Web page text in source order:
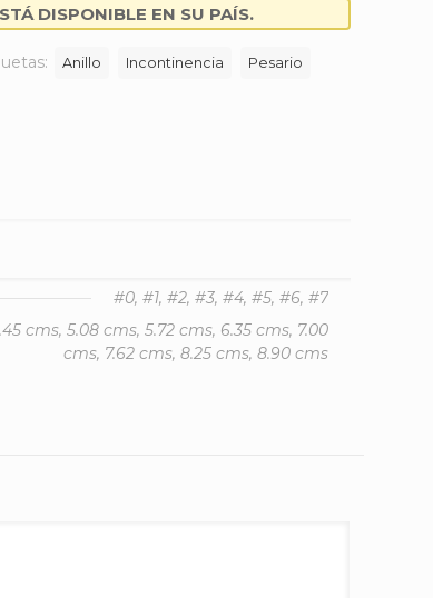
DISPONIBLE EN SU PAÍS.
Anillo Incontinencia Pesario
#0, #1, #2, #3, #4, #5, #6, #7
cms, 5.08 cms, 5.72 cms, 6.35 cms, 7.00
cms, 7.62 cms, 8.25 cms, 8.90 cms